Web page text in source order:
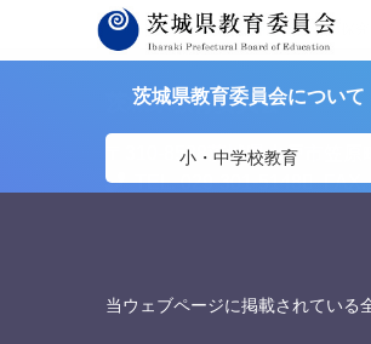
茨城県教育委員会について
小・中学校教育
茨城県教育委員会>資料提供> 知の探
茨城県教育委員会
〒310-8588 茨城県水戸市笠原
TEL. 029-301-5148
FAX.
当ウェブページに掲載されている